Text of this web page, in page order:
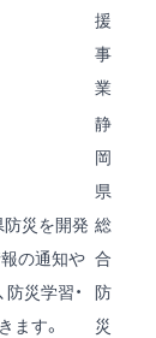
援
事
業
災を開発
の通知や
災学習・
ます。
静
岡
県
総
合
防
災